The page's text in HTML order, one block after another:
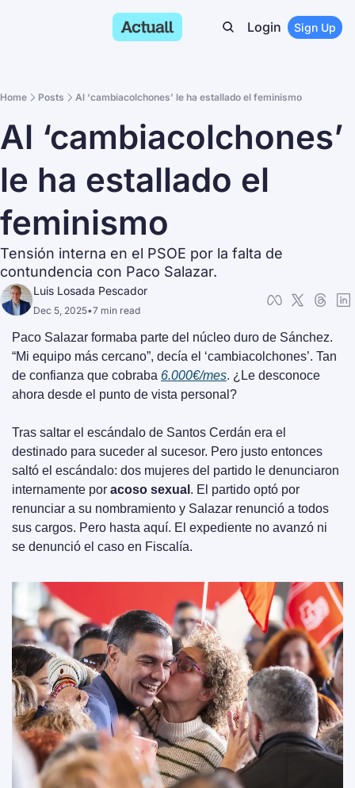
Login Sign Up
Home Posts Al ‘cambiacolchones’ le ha estallado el feminismo
Al ‘cambiacolchones’
le ha estallado el
feminismo
Tensión interna en el PSOE por la falta de
contundencia con Paco Salazar.
Luis Losada Pescador
Dec 5, 2025•7 min read
Paco Salazar formaba parte del núcleo duro de Sánchez.
“Mi equipo más cercano”, decía el ‘cambiacolchones’. Tan
de confianza que cobraba 6.000€/mes. ¿Le desconoce
ahora desde el punto de vista personal?
Tras saltar el escándalo de Santos Cerdán era el
destinado para suceder al sucesor. Pero justo entonces
saltó el escándalo: dos mujeres del partido le denunciaron
internamente por acoso sexual . El partido optó por
renunciar a su nombramiento y Salazar renunció a todos
sus cargos. Pero hasta aquí. El expediente no avanzó ni
se denunció el caso en Fiscalía.